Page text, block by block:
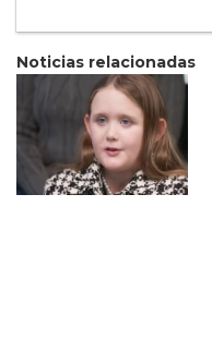
Noticias relacionadas